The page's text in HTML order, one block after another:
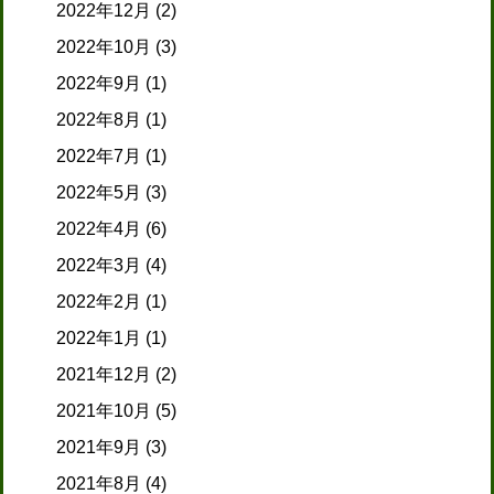
2022年12月 (2)
2022年10月 (3)
2022年9月 (1)
2022年8月 (1)
2022年7月 (1)
2022年5月 (3)
2022年4月 (6)
2022年3月 (4)
2022年2月 (1)
2022年1月 (1)
2021年12月 (2)
2021年10月 (5)
2021年9月 (3)
2021年8月 (4)